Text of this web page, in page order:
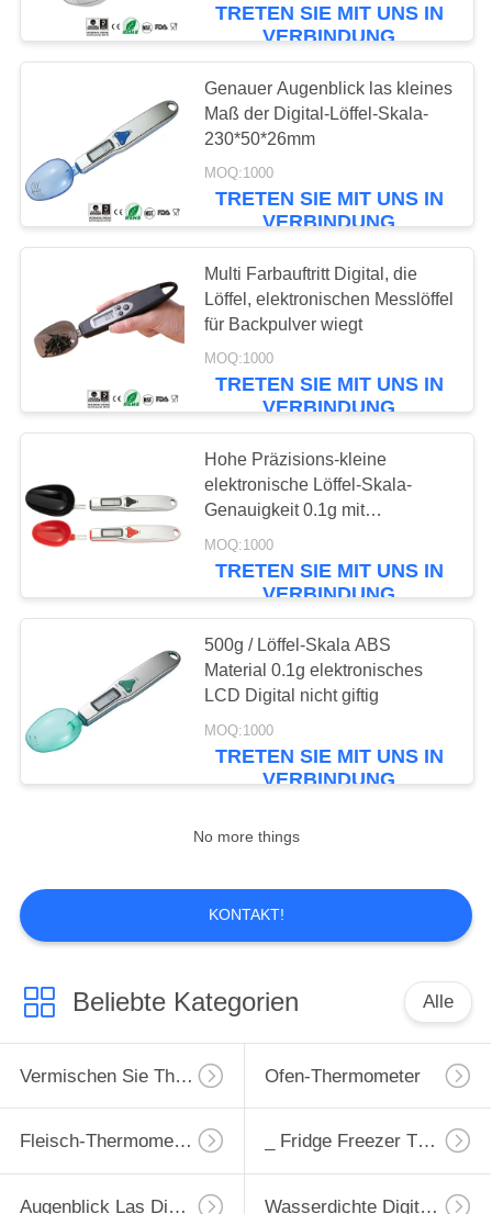
TRETEN SIE MIT UNS IN
VERBINDUNG
Genauer Augenblick las kleines
Maß der Digital-Löffel-Skala-
230*50*26mm
MOQ:1000
TRETEN SIE MIT UNS IN
VERBINDUNG
Multi Farbauftritt Digital, die
Löffel, elektronischen Messlöffel
für Backpulver wiegt
MOQ:1000
TRETEN SIE MIT UNS IN
VERBINDUNG
Hohe Präzisions-kleine
elektronische Löffel-Skala-
Genauigkeit 0.1g mit
Zuwiegefunktion
MOQ:1000
TRETEN SIE MIT UNS IN
VERBINDUNG
500g / Löffel-Skala ABS
Material 0.1g elektronisches
LCD Digital nicht giftig
MOQ:1000
TRETEN SIE MIT UNS IN
VERBINDUNG
No more things
KONTAKT!
Beliebte Kategorien Alle
Vermischen Sie Thermometer Ofen-Thermometer
Fleisch-Thermometer _ Fridge Freezer Thermometer
Augenblick Las Digital-Thermometer Wasserdichte Digital Thermometer